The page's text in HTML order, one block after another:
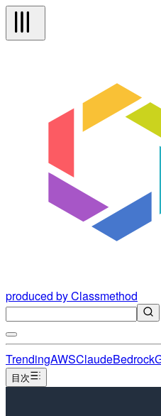
produced by Classmethod
TrendingAWSClaudeBedrock
目次